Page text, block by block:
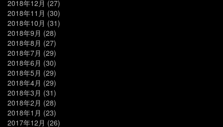
2018年12月 (27)
2018年11月 (30)
2018年10月 (31)
2018年9月 (28)
2018年8月 (27)
2018年7月 (29)
2018年6月 (30)
2018年5月 (29)
2018年4月 (29)
2018年3月 (31)
2018年2月 (28)
2018年1月 (23)
2017年12月 (26)